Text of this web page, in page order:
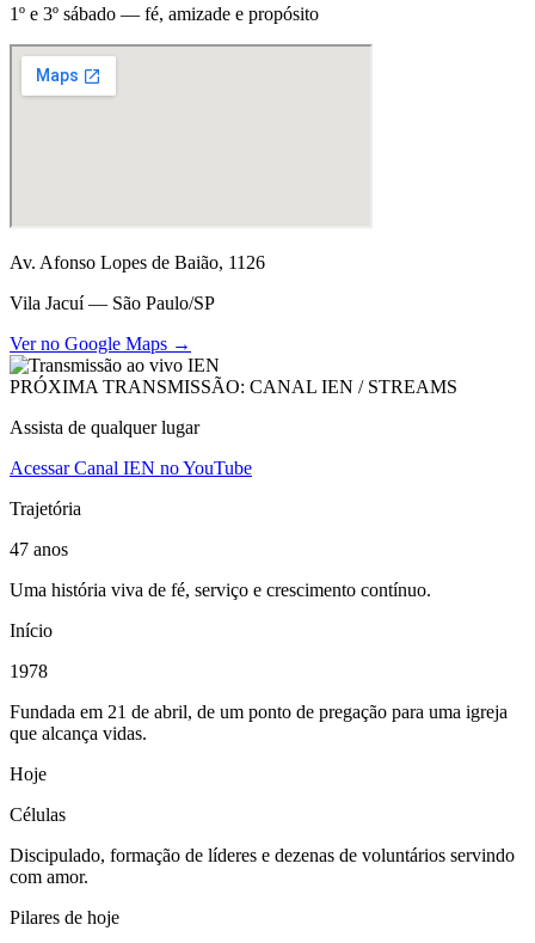
1º e 3º sábado — fé, amizade e propósito
Av. Afonso Lopes de Baião, 1126
Vila Jacuí — São Paulo/SP
Ver no Google Maps →
PRÓXIMA TRANSMISSÃO: CANAL IEN / STREAMS
Assista de qualquer lugar
Acessar Canal IEN no YouTube
Trajetória
47 anos
Uma história viva de fé, serviço e crescimento contínuo.
Início
1978
Fundada em 21 de abril, de um ponto de pregação para uma igreja
que alcança vidas.
Hoje
Células
Discipulado, formação de líderes e dezenas de voluntários servindo
com amor.
Pilares de hoje